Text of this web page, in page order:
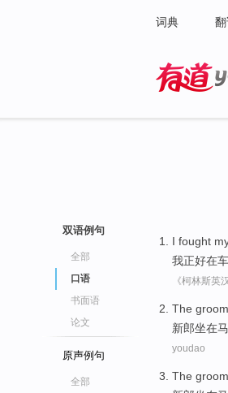
词典
双语例句
全部
口语
书面语
论文
原声例句
全部
I fought
我正好在
《柯林斯英
The groom
新郎坐在
youdao
The groom